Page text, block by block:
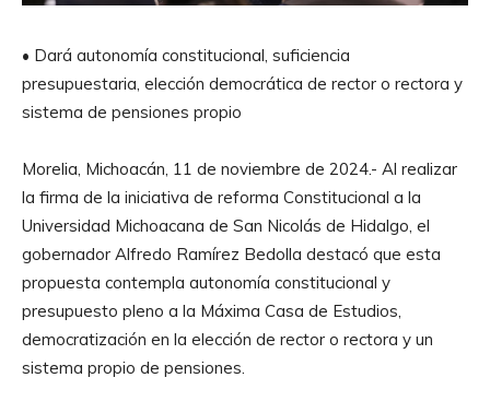
• Dará autonomía constitucional, suficiencia
presupuestaria, elección democrática de rector o rectora y
sistema de pensiones propio
Morelia, Michoacán, 11 de noviembre de 2024.- Al realizar
la firma de la iniciativa de reforma Constitucional a la
Universidad Michoacana de San Nicolás de Hidalgo, el
gobernador Alfredo Ramírez Bedolla destacó que esta
propuesta contempla autonomía constitucional y
presupuesto pleno a la Máxima Casa de Estudios,
democratización en la elección de rector o rectora y un
sistema propio de pensiones.